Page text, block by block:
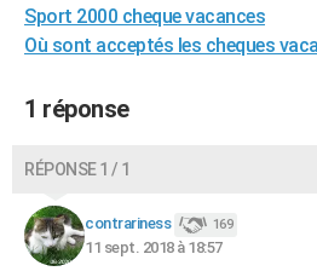
CARTE DE VOEUX
Dictionnaire
Biographies
Citations
Expressions
Proverbes
PROGRAMME TV
COPAINS D'AVANT
S'inscrire
Se connecter
Lycées
Collèges
Primaires
Universités
Entreprises
Service militaire
Avis de recherche
AVIS DE DÉCÈS
FORUM
Sport 2000 cheque vacances
Où sont acceptés les cheques
1 réponse
RÉPONSE 1 / 1
contrariness 169
11 sept. 2018 à 18:57